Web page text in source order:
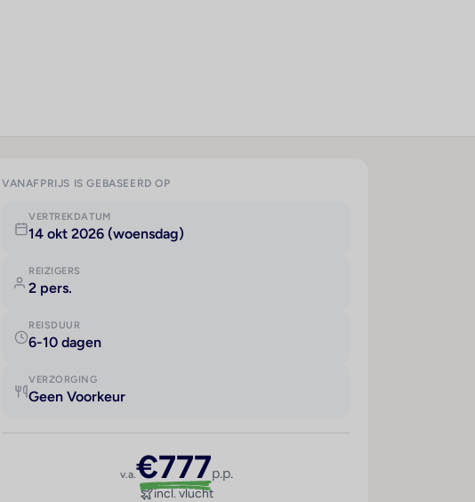
VANAFPRIJS IS GEBASEERD OP
VERTREKDATUM
14 okt 2026 (woensdag)
REIZIGERS
2 pers.
REISDUUR
6-10 dagen
VERZORGING
Geen Voorkeur
v.a.€777p.p.
incl. vlucht